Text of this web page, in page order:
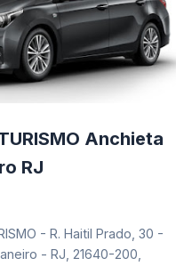
Anchieta
RJ
- R. Haitil Prado, 30 -
- RJ, 21640-200,